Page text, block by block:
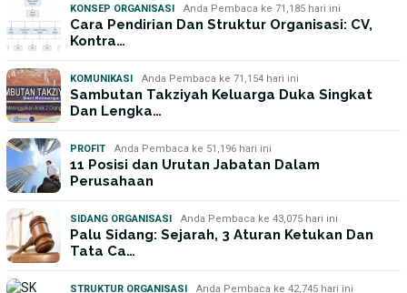
KONSEP ORGANISASI Anda Pembaca ke 71,185 hari ini
Cara Pendirian Dan Struktur Organisasi: CV,
Kontra…
KOMUNIKASI Anda Pembaca ke 71,154 hari ini
Sambutan Takziyah Keluarga Duka Singkat
Dan Lengka…
PROFIT Anda Pembaca ke 51,196 hari ini
11 Posisi dan Urutan Jabatan Dalam
Perusahaan
SIDANG ORGANISASI Anda Pembaca ke 43,075 hari ini
Palu Sidang: Sejarah, 3 Aturan Ketukan Dan
Tata Ca…
STRUKTUR ORGANISASI Anda Pembaca ke 42,745 hari ini